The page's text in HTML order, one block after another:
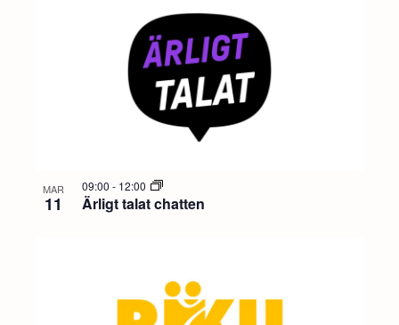
MAR
11 Ärligt talat chatten
09:00 - 12:00